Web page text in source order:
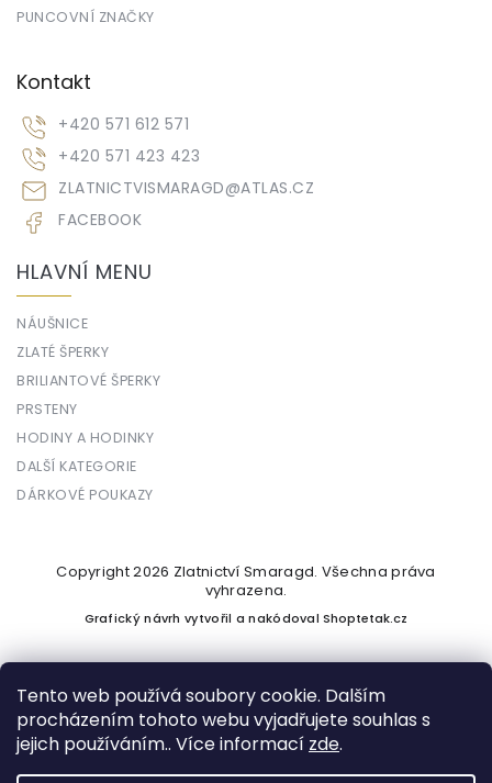
Tento web používá soubory cookie. Dalším
procházením tohoto webu vyjadřujete souhlas s
jejich používáním.. Více informací zde.
PUNCOVNÍ ZNAČKY
Kontakt
ZLATNICTVISMARAGD@ATLAS.CZ
+420 571 612 571
+420 571 423 423
FACEBOOK
HLAVNÍ MENU
NÁUŠNICE
ZLATÉ ŠPERKY
BRILIANTOVÉ ŠPERKY
PRSTENY
HODINY A HODINKY
DALŠÍ KATEGORIE
DÁRKOVÉ POUKAZY
Vytvořil Shoptet
Copyright 2026 Zlatnictví Smaragd. Všechna práva
vyhrazena.
Grafický návrh vytvořil a nakódovalShoptetak.cz